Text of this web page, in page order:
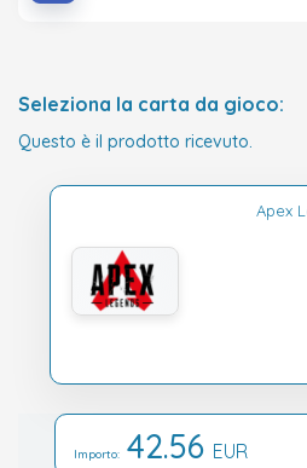
Seleziona la carta da gioco:
Questo è il prodotto ricevuto.
Apex
Importo: 42.56 EUR